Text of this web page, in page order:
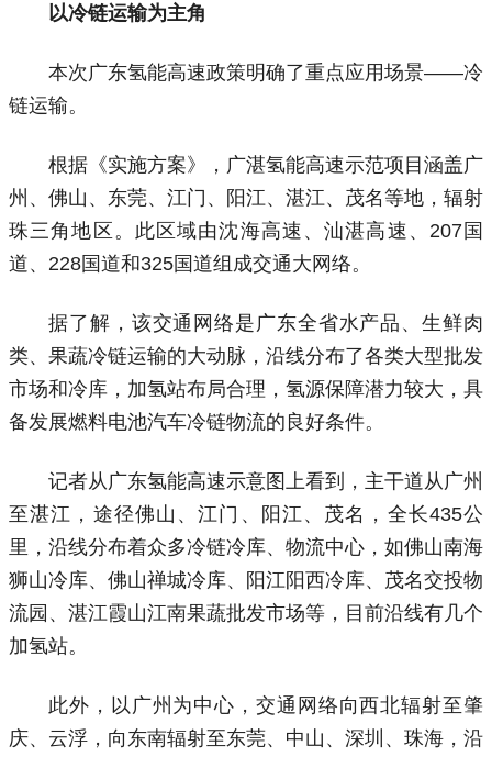
以冷链运输为主角
本次广东氢能高速政策明确了重点应用场景——冷
链运输。
根据《实施方案》，广湛氢能高速示范项目涵盖广
州、佛山、东莞、江门、阳江、湛江、茂名等地，辐射
珠三角地区。此区域由沈海高速、汕湛高速、207国
道、228国道和325国道组成交通大网络。
据了解，该交通网络是广东全省水产品、生鲜肉
类、果蔬冷链运输的大动脉，沿线分布了各类大型批发
市场和冷库，加氢站布局合理，氢源保障潜力较大，具
备发展燃料电池汽车冷链物流的良好条件。
记者从广东氢能高速示意图上看到，主干道从广州
至湛江，途径佛山、江门、阳江、茂名，全长435公
里，沿线分布着众多冷链冷库、物流中心，如佛山南海
狮山冷库、佛山禅城冷库、阳江阳西冷库、茂名交投物
流园、湛江霞山江南果蔬批发市场等，目前沿线有几个
加氢站。
此外，以广州为中心，交通网络向西北辐射至肇
庆、云浮，向东南辐射至东莞、中山、深圳、珠海，沿